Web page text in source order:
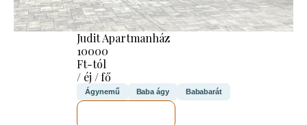
Judit Apartmanház
10000
Ft-tól
/ éj / fő
Ágynemű Baba ágy Bababarát